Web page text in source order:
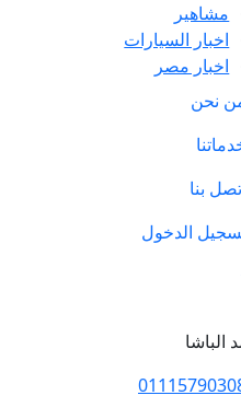
مشاهير
اخبار السيارات
اخبار مصر
نحن
بنا
الدخول
الباشا